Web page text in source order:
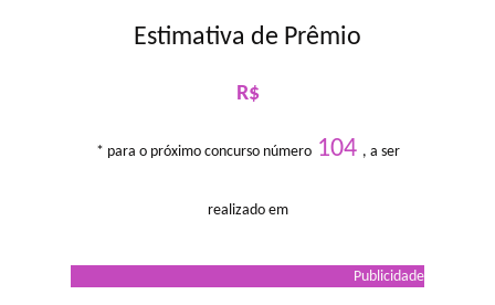
Estimativa de Prêmio
R$
* para o próximo concurso número104 , a ser
realizado em
Publicidade